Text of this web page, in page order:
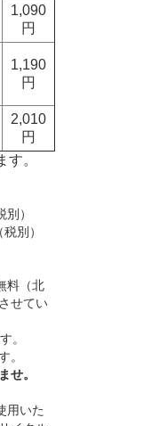
1,090
円
1,190
円
2,010
円
。
）
）
料（北
せてい
。
。
せ。
用いた